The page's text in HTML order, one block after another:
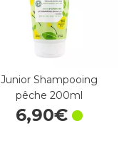
Junior Shampooing
pêche 200ml
6,90€